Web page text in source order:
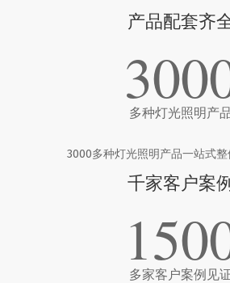
产品配套齐
多种灯光照明产
3000多种灯光照明产品一站式整
千家客户案例
多家客户案例见